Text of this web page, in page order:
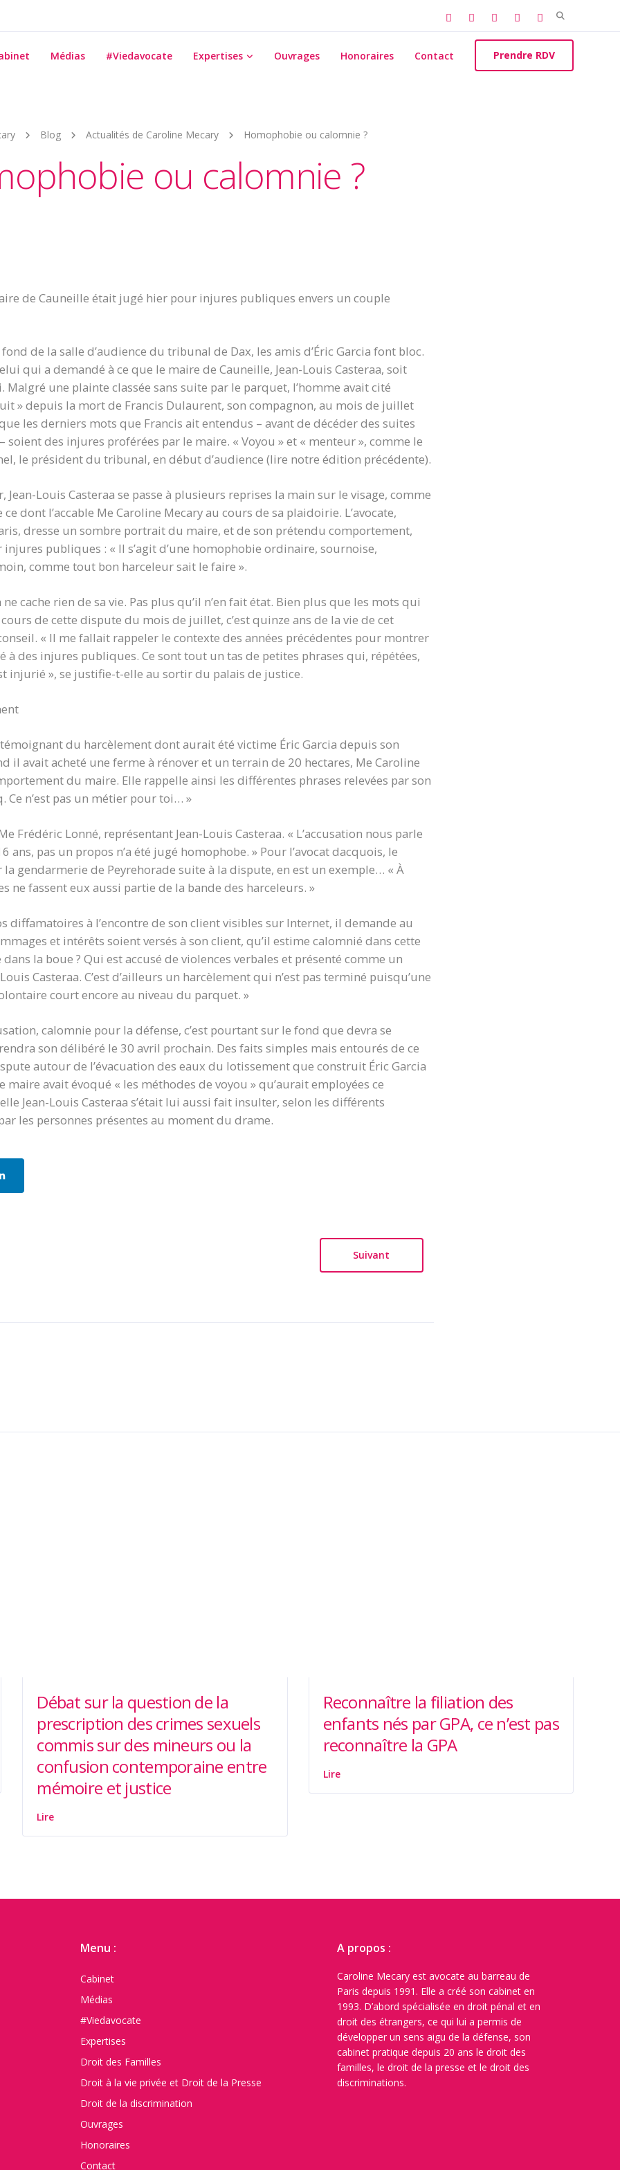
Search
for:
Médias #Viedavocate Expertises Ouvrages Honoraires Contact Prendre RDV
Blog Actualités de Caroline Mecary Homophobie ou calomnie ?
ou calomnie ?
de Cauneille était jugé hier pour injures publiques envers un couple
de la salle d’audience du tribunal de Dax, les amis d’Éric Garcia font bloc.
qui a demandé à ce que le maire de Cauneille, Jean-Louis Casteraa, soit
une plainte classée sans suite par le parquet, l’homme avait cité
» depuis la mort de Francis Dulaurent, son compagnon, au mois de juillet
les derniers mots que Francis ait entendus – avant de décéder des suites
soient des injures proférées par le maire. « Voyou » et « menteur », comme le
le président du tribunal, en début d’audience (lire notre édition précédente).
Jean-Louis Casteraa se passe à plusieurs reprises la main sur le visage, comme
dont l’accable Me Caroline Mecary au cours de sa plaidoirie. L’avocate,
dresse un sombre portrait du maire, et de son prétendu comportement,
publiques : « Il s’agit d’une homophobie ordinaire, sournoise,
comme tout bon harceleur sait le faire ».
cache rien de sa vie. Pas plus qu’il n’en fait état. Bien plus que les mots qui
de cette dispute du mois de juillet, c’est quinze ans de la vie de cet
« Il me fallait rappeler le contexte des années précédentes pour montrer
à des injures publiques. Ce sont tout un tas de petites phrases qui, répétées,
injurié », se justifie-t-elle au sortir du palais de justice.
du harcèlement dont aurait été victime Éric Garcia depuis son
il avait acheté une ferme à rénover et un terrain de 20 hectares, Me Caroline
du maire. Elle rappelle ainsi les différentes phrases relevées par son
Ce n’est pas un métier pour toi… »
Frédéric Lonné, représentant Jean-Louis Casteraa. « L’accusation nous parle
ans, pas un propos n’a été jugé homophobe. » Pour l’avocat dacquois, le
la gendarmerie de Peyrehorade suite à la dispute, en est un exemple… « À
ne fassent eux aussi partie de la bande des harceleurs. »
diffamatoires à l’encontre de son client visibles sur Internet, il demande au
et intérêts soient versés à son client, qu’il estime calomnié dans cette
la boue ? Qui est accusé de violences verbales et présenté comme un
Casteraa. C’est d’ailleurs un harcèlement qui n’est pas terminé puisqu’une
court encore au niveau du parquet. »
calomnie pour la défense, c’est pourtant sur le fond que devra se
son délibéré le 30 avril prochain. Des faits simples mais entourés de ce
autour de l’évacuation des eaux du lotissement que construit Éric Garcia
avait évoqué « les méthodes de voyou » qu’aurait employées ce
Jean-Louis Casteraa s’était lui aussi fait insulter, selon les différents
les personnes présentes au moment du drame.
Suivant
Débat sur la question de la
prescription des crimes sexuels
commis sur des mineurs ou la
confusion contemporaine entre
mémoire et justice
Lire
Reconnaître la filiation des
enfants nés par GPA, ce n’est pas
reconnaître la GPA
Lire
Menu :
Cabinet
Médias
#Viedavocate
Expertises
Droit des Familles
Droit à la vie privée et Droit de la Presse
Droit de la discrimination
Ouvrages
Honoraires
Contact
A propos :
Caroline Mecary est avocate au barreau de
Paris depuis 1991. Elle a créé son cabinet en
1993. D’abord spécialisée en droit pénal et en
droit des étrangers, ce qui lui a permis de
développer un sens aigu de la défense, son
cabinet pratique depuis 20 ans le droit des
familles, le droit de la presse et le droit des
discriminations.